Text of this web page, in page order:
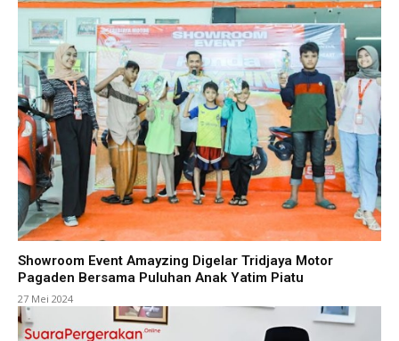
Showroom Event Amayzing Digelar Tridjaya Motor
Pagaden Bersama Puluhan Anak Yatim Piatu
27 Mei 2024